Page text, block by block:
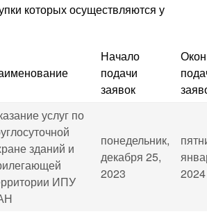
которых осуществляются у
Начало
подачи
заявок
услуг по
зданий и
ИПУ
понедельник,
декабря 25,
2023